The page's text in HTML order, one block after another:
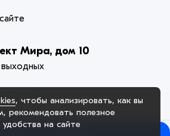
Мира, дом 10
, чтобы анализировать, как вы
рекомендовать полезное
на сайте